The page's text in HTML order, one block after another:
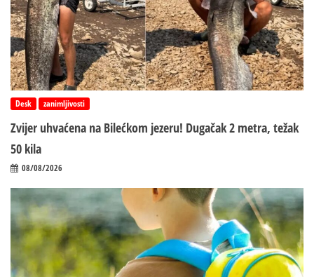
Desk zanimljivosti
Zvijer uhvaćena na Bilećkom jezeru! Dugačak 2 metra, težak
50 kila
08/08/2026